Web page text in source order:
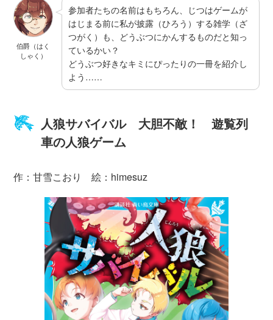
伯爵（はく
しゃく）
参加者たちの名前はもちろん、じつはゲームが
はじまる前に私が披露（ひろう）する雑学（ざ
つがく）も、どうぶつにかんするものだと知っ
ているかい？
どうぶつ好きなキミにぴったりの一冊を紹介し
よう……
人狼サバイバル 大胆不敵！ 遊覧列
車の人狼ゲーム
作：甘雪こおり 絵：himesuz